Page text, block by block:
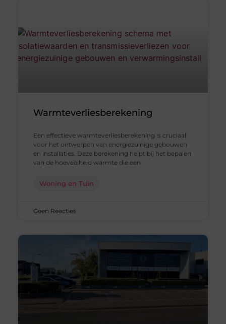
Warmteverliesberekening
Een effectieve warmteverliesberekening is cruciaal
voor het ontwerpen van energiezuinige gebouwen
en installaties. Deze berekening helpt bij het bepalen
van de hoeveelheid warmte die een
Woning en Tuin
Geen Reacties